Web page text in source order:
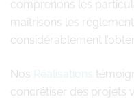
comprenons les
maîtrisons les
considérablement
Nos Réalisations
concrétiser des projets